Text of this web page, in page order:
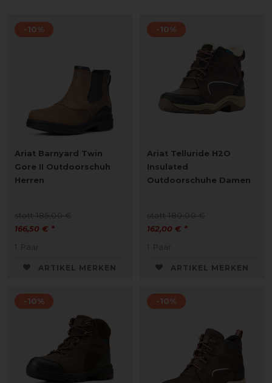
-10%
Ariat Barnyard Twin
Gore II Outdoorschuh
Herren
statt 185,00 €
166,50 € *
1 Paar
ARTIKEL MERKEN
-10%
Ariat Telluride H2O
Insulated
Outdoorschuhe Damen
statt 180,00 €
162,00 € *
1 Paar
ARTIKEL MERKEN
-10% -10%